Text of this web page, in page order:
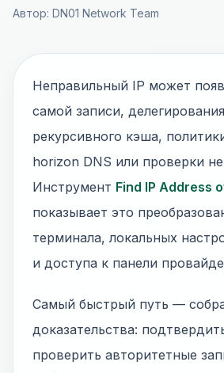
Автор: DN01 Network Team
Неправильный IP может
самой записи,
рекурсивного кэша,
horizon DNS или проверки
Инструмент Find IP Address
показывает это
терминала, локальных
и доступа к панели
Самый быстрый путь —
доказательства:
проверить авторитетные